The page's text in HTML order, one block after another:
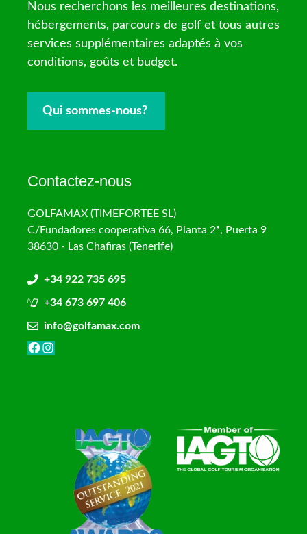
Nous recherchons les meilleures destinations,
hébergements, parcours de golf et tous autres
services supplémentaires adaptés à vos
conditions, goûts et budget.
Qui sommes-nous?
Contactez-nous
GOLFAMAX (TIMEFORTEE SL)
C/Fundadores cooperativa 66, Planta 2ª, Puerta 9
38630 - Las Chafiras (Tenerife)
+34 922 735 695
+34 673 697 406
info@golfamax.com
Facebook
Instagram